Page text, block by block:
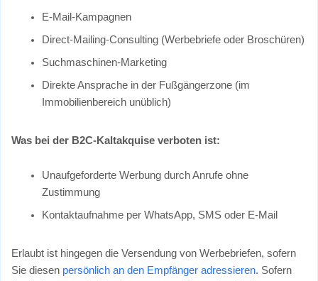
E-Mail-Kampagnen
Direct-Mailing-Consulting (Werbebriefe oder Broschüren)
Suchmaschinen-Marketing
Direkte Ansprache in der Fußgängerzone (im
Immobilienbereich unüblich)
Was bei der B2C-Kaltakquise verboten ist:
Unaufgeforderte Werbung durch Anrufe ohne
Zustimmung
Kontaktaufnahme per WhatsApp, SMS oder E-Mail
Erlaubt ist hingegen die Versendung von Werbebriefen, sofern
Sie diesen persönlich an den Empfänger adressieren. Sofern